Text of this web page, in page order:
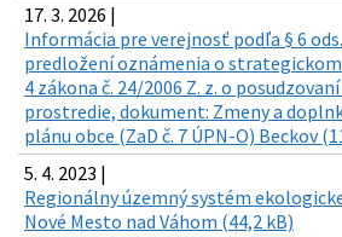
17. 3. 2026 |
Informácia pre verejnosť podľa § 6
predložení oznámenia o
4 zákona č. 24/2006 Z. z. o
prostredie, dokument: Zmeny a
plánu obce (ZaD č. 7 ÚPN-O) Beckov
5. 4. 2023 |
Regionálny územný systém
Nové Mesto nad Váhom (44,2 kB)